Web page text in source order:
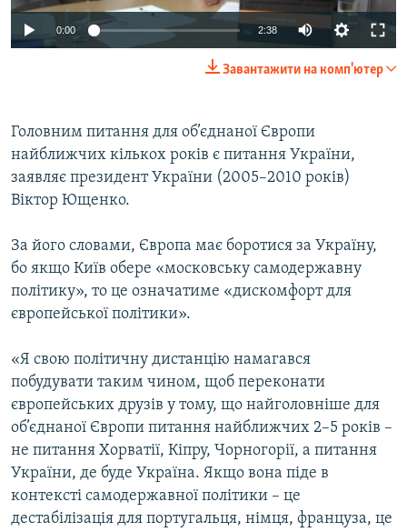
СВІДЧЕННЯ ОКУПАЦІЇ
УКРАЇНСЬКА ПРОБЛЕМА КРИМУ
Qırımtatar
Усі сайти RFE/RL
0:00 2:38
Завантажити на комп'ютер
Головним питання для об’єднаної Європи
найближчих кількох років є питання України,
заявляє президент України (2005–2010 років)
Віктор Ющенко.
За його словами, Європа має боротися за Україну,
бо якщо Київ обере «московську самодержавну
політику», то це означатиме «дискомфорт для
європейської політики».
«Я свою політичну дистанцію намагався
побудувати таким чином, щоб переконати
європейських друзів у тому, що найголовніше для
об’єднаної Європи питання найближчих 2–5 років –
не питання Хорватії, Кіпру, Чорногорії, а питання
України, де буде Україна. Якщо вона піде в
контексті самодержавної політики – це
дестабілізація для португальця, німця, француза, це